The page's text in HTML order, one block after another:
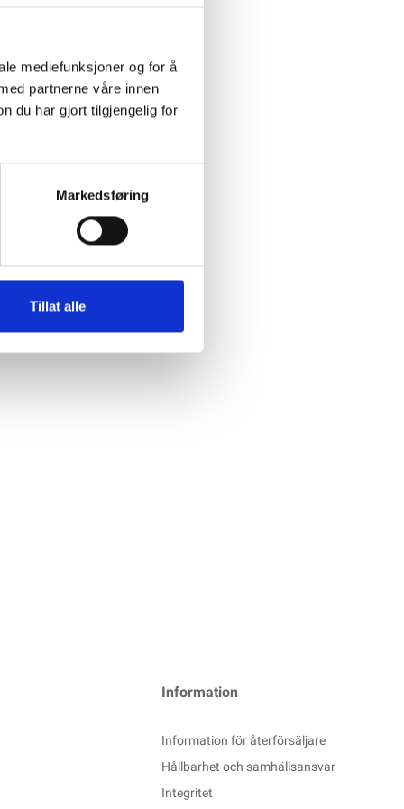
mediefunksjoner og for å
partnerne våre innen
du har gjort tilgjengelig for
Markedsføring
Tillat alle
Information
Information för återförsäljare
Hållbarhet och samhällsansvar
Integritet